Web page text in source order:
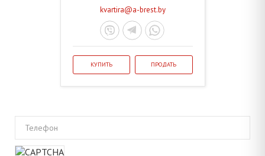
kvartira@a-brest.by
КУПИТЬ ПРОДАТЬ
Телефон